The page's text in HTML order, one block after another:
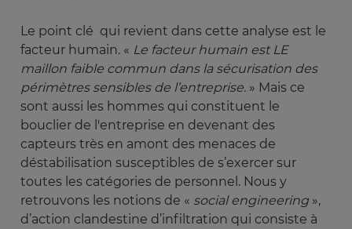
Le point clé qui revient dans cette analyse est le
facteur humain. « Le facteur humain est LE
maillon faible commun dans la sécurisation des
périmètres sensibles de l’entreprise. » Mais ce
sont aussi les hommes qui constituent le
bouclier de l'entreprise en devenant des
capteurs très en amont des menaces de
déstabilisation susceptibles de s’exercer sur
toutes les catégories de personnel. Nous y
retrouvons les notions de « social engineering »,
d’action clandestine d’infiltration qui consiste à